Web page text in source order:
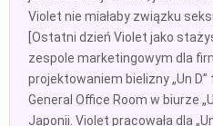
Violet nie miałaby związku
[Ostatni dzień Violet jako
zespole marketingowym dla
projektowaniem bielizny „Un
General Office Room w biurze
Japonii. Violet pracowała dla